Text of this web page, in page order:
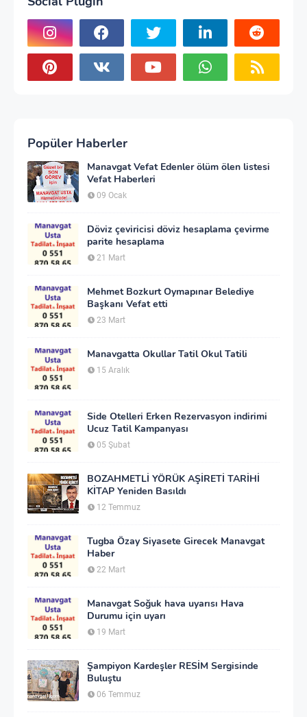
Popüler Haberler
Manavgat Vefat Edenler ölüm ölen listesi
Vefat Haberleri
09 Ocak
Döviz çeviricisi döviz hesaplama çevirme
parite hesaplama
21 Mart
Mehmet Bozkurt Oymapınar Belediye
Başkanı Vefat etti
23 Mart
Manavgatta Okullar Tatil Okul Tatili
15 Aralık
Side Otelleri Erken Rezervasyon indirimi
Ucuz Tatil Kampanyası
05 Şubat
BOZAHMETLİ YÖRÜK AŞİRETİ TARİHİ
KİTAP Yeniden Basıldı
12 Temmuz
Tugba Özay Siyasete Girecek Manavgat
Haber
22 Mart
Manavgat Soğuk hava uyarısı Hava
Durumu için uyarı
19 Mart
Şampiyon Kardeşler RESİM Sergisinde
Buluştu
06 Temmuz